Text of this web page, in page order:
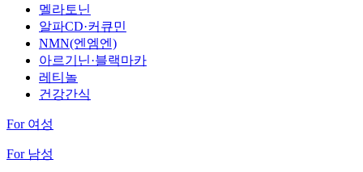
멜라토닌
알파CD·커큐민
NMN(엔엠엔)
아르기닌·블랙마카
레티놀
건강간식
For 여성
For 남성